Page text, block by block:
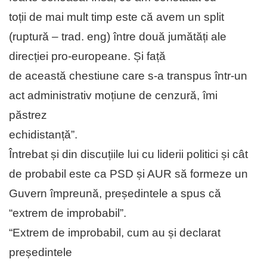
toții de mai mult timp este că avem un split
(ruptură – trad. eng) între două jumătăți ale
direcției pro-europeane. Și față
de această chestiune care s-a transpus într-un
act administrativ moțiune de cenzură, îmi
păstrez
echidistanță”.
Întrebat și din discuțiile lui cu liderii politici și cât
de probabil este ca PSD și AUR să formeze un
Guvern împreună, președintele a spus că
“extrem de improbabil”.
“Extrem de improbabil, cum au și declarat
președintele